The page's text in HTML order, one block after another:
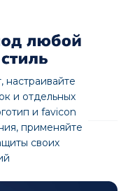
и отдельных
и favicon
применяйте
своих